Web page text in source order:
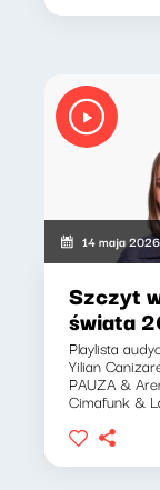
14 maja 2026
Szczyt
świata
Playlista
Yilian
PAUZA &
Cimafunk &